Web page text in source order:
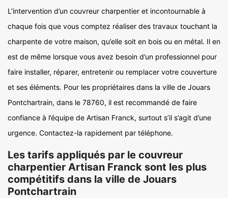
L’intervention d’un couvreur charpentier et incontournable à
chaque fois que vous comptez réaliser des travaux touchant la
charpente de votre maison, qu’elle soit en bois ou en métal. Il en
est de même lorsque vous avez besoin d’un professionnel pour
faire installer, réparer, entretenir ou remplacer votre couverture
et ses éléments. Pour les propriétaires dans la ville de Jouars
Pontchartrain, dans le 78760, il est recommandé de faire
confiance à l’équipe de Artisan Franck, surtout s’il s’agit d’une
urgence. Contactez-la rapidement par téléphone.
Les tarifs appliqués par le couvreur
charpentier Artisan Franck sont les plus
compétitifs dans la ville de Jouars
Pontchartrain